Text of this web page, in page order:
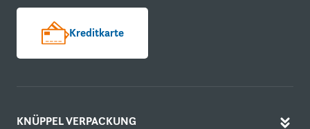
Kreditkarte
KNÜPPEL VERPACKUNG